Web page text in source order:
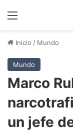
Menú
Inicio / Mundo
Mundo
Marco
un jefe